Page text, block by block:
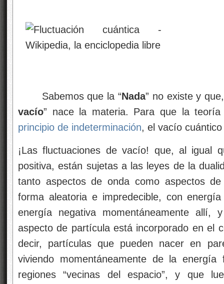
Sabemos que la “Nada” no existe y
vacío” nace la materia. Para que la
principio de indeterminación, el vacío
¡Las fluctuaciones de vacío! que, al igual
positiva, están sujetas a las leyes de la
tanto aspectos de onda como aspectos
forma aleatoria e impredecible, con
energía negativa momentáneamente
aspecto de partícula está incorporado en el
decir, partículas que pueden nacer en
viviendo momentáneamente de la energía
regiones “vecinas del espacio”, y que